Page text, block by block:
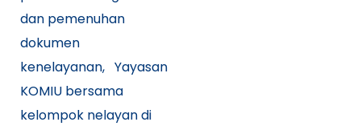
dan pemenuhan
dokumen
kenelayanan, Yayasan
KOMIU bersama
kelompok nelayan di